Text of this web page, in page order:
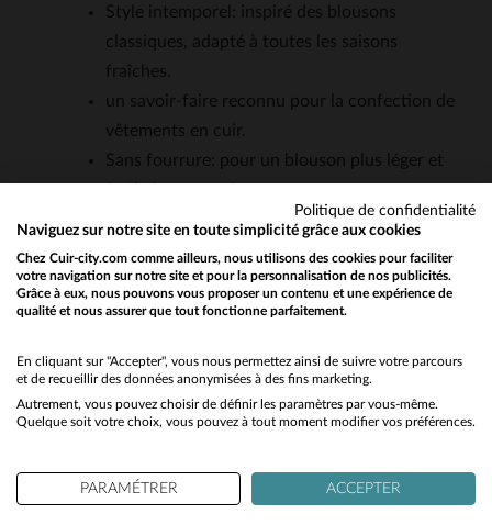
Style intemporel: inspiré des blousons
classiques, adapté à toutes les saisons
fraîches.
un savoir-faire reconnu pour la confection de
vêtements en cuir.
Sans fourrure: pour un blouson plus léger et
QUESTIONS FRÉQUENTES
Le cuir de mouton est réputé pour sa souplesse
et son confort. Il est plus léger et plus doux que
également bien avec le temps, développant un
Would you like to be redirected to our English site?
No
Yes
Politique de confidentialité
Naviguez sur notre site en toute simplicité grâce aux cookies
Chez Cuir-city.com comme ailleurs, nous utilisons des cookies pour faciliter
votre navigation sur notre site et pour la personnalisation de nos publicités.
Grâce à eux, nous pouvons vous proposer un contenu et une expérience de
qualité et nous assurer que tout fonctionne parfaitement.
En cliquant sur "Accepter", vous nous permettez ainsi de suivre votre parcours
et de recueillir des données anonymisées à des fins marketing.
Autrement, vous pouvez choisir de définir les paramètres par vous-même.
Quelque soit votre choix, vous pouvez à tout moment modifier vos préférences.
PARAMÉTRER ACCEPTER